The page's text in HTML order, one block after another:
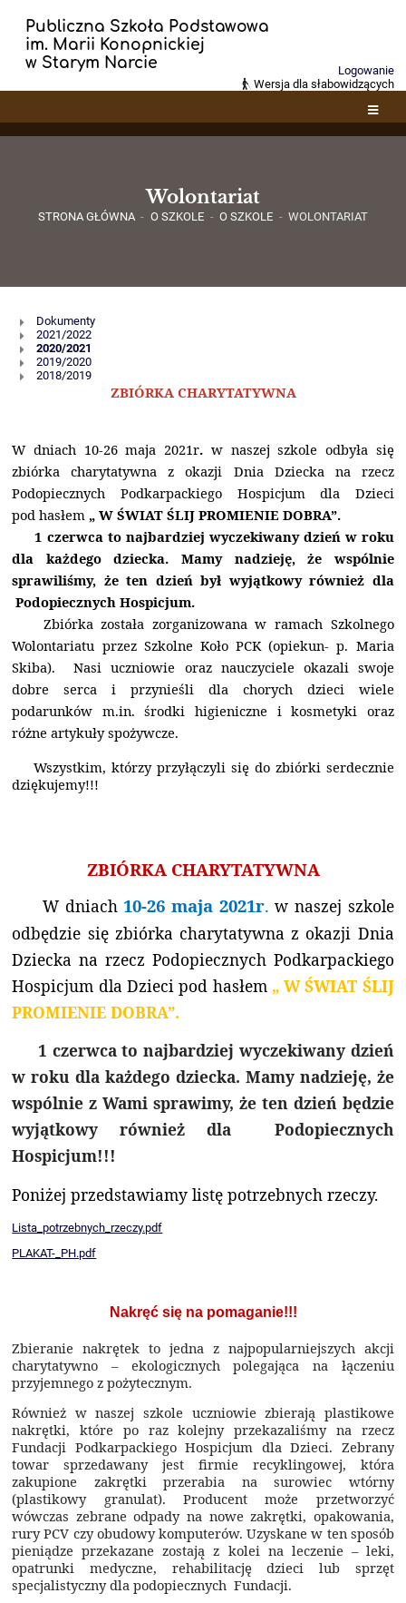
Publiczna Szkoła Podstawowa
im. Marii Konopnickiej
w Starym Narcie
Logowanie
Wersja dla słabowidzących
Wolontariat
STRONA GŁÓWNA - O SZKOLE - O SZKOLE - WOLONTARIAT
Wolontariat
Dokumenty
2021/2022
2020/2021
2019/2020
2018/2019
ZBIÓRKA CHARYTATYWNA
W dniach 10-26 maja 2021r. w naszej szkole odbyła się
zbiórka charytatywna z okazji Dnia Dziecka na rzecz
Podopiecznych Podkarpackiego Hospicjum dla Dzieci
pod hasłem „ W ŚWIAT ŚLIJ PROMIENIE DOBRA”.
1 czerwca to najbardziej wyczekiwany dzień w roku
dla każdego dziecka. Mamy nadzieję, że wspólnie
sprawiliśmy, że ten dzień był wyjątkowy również dla
Podopiecznych Hospicjum.
Zbiórka została zorganizowana w ramach Szkolnego
Wolontariatu przez Szkolne Koło PCK (opiekun- p. Maria
Skiba). Nasi uczniowie oraz nauczyciele okazali swoje
dobre serca i przynieśli dla chorych dzieci wiele
podarunków m.in. środki higieniczne i kosmetyki oraz
różne artykuły spożywcze.
Wszystkim, którzy przyłączyli się do zbiórki serdecznie
dziękujemy!!!
ZBIÓRKA CHARYTATYWNA
W dniach10-26 maja 2021r. w naszej szkole
odbędzie się zbiórka charytatywna z okazji Dnia
Dziecka na rzecz Podopiecznych Podkarpackiego
Hospicjum dla Dzieci pod hasłem „ W ŚWIAT ŚLIJ
PROMIENIE DOBRA”.
1 czerwca to najbardziej wyczekiwany dzień
w roku dla każdego dziecka. Mamy nadzieję, że
wspólnie z Wami sprawimy, że ten dzień będzie
wyjątkowy również dla Podopiecznych
Hospicjum!!!
Poniżej przedstawiamy listę potrzebnych rzeczy.
Lista_potrzebnych_rzeczy.pdf
PLAKAT-_PH.pdf
Nakręć się na pomaganie!!!
Zbieranie nakrętek to jedna z najpopularniejszych akcji
charytatywno – ekologicznych polegająca na łączeniu
przyjemnego z pożytecznym.
Również w naszej szkole uczniowie zbierają plastikowe
nakrętki, które po raz kolejny przekazaliśmy na rzecz
Fundacji Podkarpackiego Hospicjum dla Dzieci. Zebrany
towar sprzedawany jest firmie recyklingowej, która
zakupione zakrętki przerabia na surowiec wtórny
(plastikowy granulat). Producent może przetworzyć
wówczas zebrane odpady na nowe zakrętki, opakowania,
rury PCV czy obudowy komputerów. Uzyskane w ten sposób
pieniądze przekazane zostają z kolei na leczenie – leki,
opatrunki medyczne, rehabilitację dzieci lub sprzęt
specjalistyczny dla podopiecznych Fundacji.